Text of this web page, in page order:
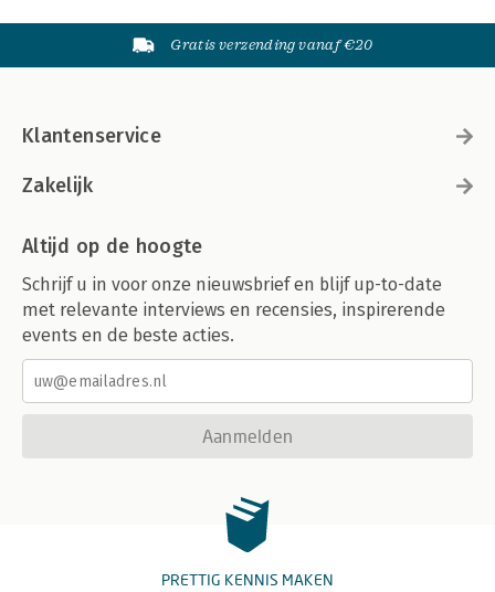
Gratis verzending vanaf €20
Klantenservice
Zakelijk
Altijd op de hoogte
Schrijf u in voor onze nieuwsbrief en blijf up-to-date
met relevante interviews en recensies, inspirerende
events en de beste acties.
Aanmelden
PRETTIG KENNIS MAKEN